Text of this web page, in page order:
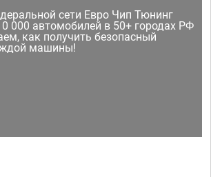
сети Евро Чип Тюнинг
000 автомобилей в 50+ городах РФ
как получить безопасный
машины!